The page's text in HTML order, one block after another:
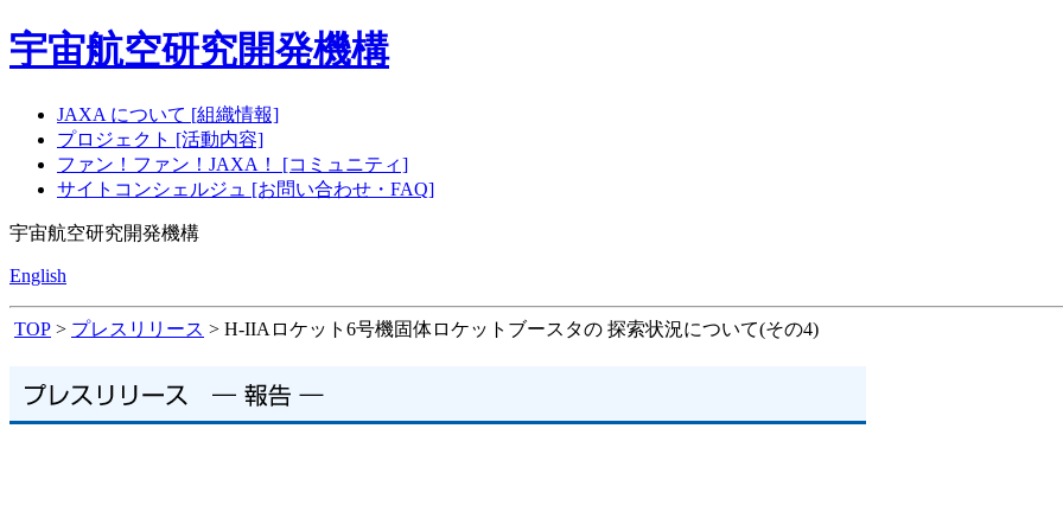
宇宙航空研究開発機構
JAXA について [組織情報]
プロジェクト [活動内容]
ファン！ファン！JAXA！ [コミュニティ]
サイトコンシェルジュ [お問い合わせ・FAQ]
宇宙航空研究開発機構
English
TOP > プレスリリース > H-IIAロケット6号機固体ロケットブースタの 探索状況について(その4)